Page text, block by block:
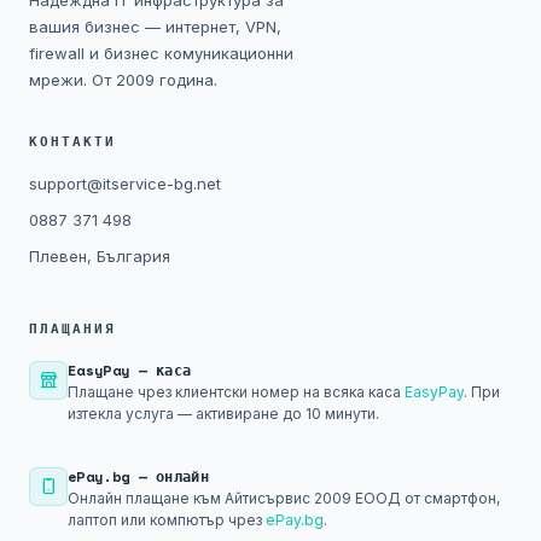
Технически изисквания
Общи условия
Правна информация
GDPR
Контакти
Блог
вашия бизнес — интернет, VPN,
firewall и бизнес комуникационни
мрежи. От 2009 година.
КОНТАКТИ
support@itservice-bg.net
0887 371 498
Плевен, България
ПЛАЩАНИЯ
EasyPay — каса
Плащане чрез клиентски номер на всяка каса EasyPay. При
изтекла услуга — активиране до 10 минути.
ePay.bg — онлайн
Онлайн плащане към Айтисървис 2009 ЕООД от смартфон,
лаптоп или компютър чрез ePay.bg.